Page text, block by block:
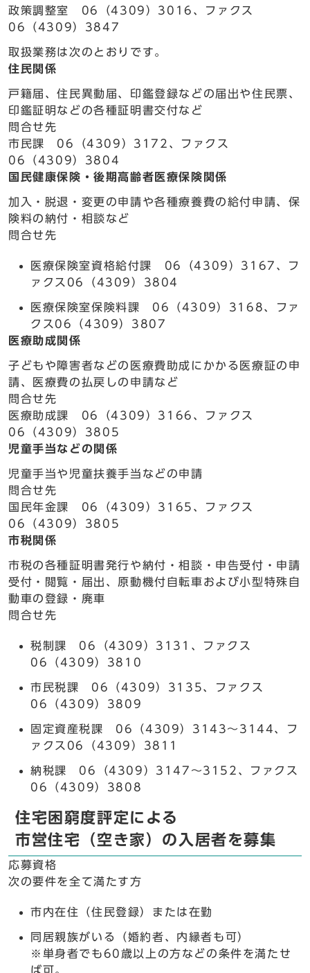
政策調整室 06（4309）3016、ファクス
06（4309）3847
取扱業務は次のとおりです。
住民関係
戸籍届、住民異動届、印鑑登録などの届出や住民票、
印鑑証明などの各種証明書交付など
問合せ先
市民課 06（4309）3172、ファクス
06（4309）3804
国民健康保険・後期高齢者医療保険関係
加入・脱退・変更の申請や各種療養費の給付申請、保
険料の納付・相談など
問合せ先
医療保険室資格給付課 06（4309）3167、フ
ァクス06（4309）3804
医療保険室保険料課 06（4309）3168、ファ
クス06（4309）3807
医療助成関係
子どもや障害者などの医療費助成にかかる医療証の申
請、医療費の払戻しの申請など
問合せ先
医療助成課 06（4309）3166、ファクス
06（4309）3805
児童手当などの関係
児童手当や児童扶養手当などの申請
問合せ先
国民年金課 06（4309）3165、ファクス
06（4309）3805
市税関係
市税の各種証明書発行や納付・相談・申告受付・申請
受付・閲覧・届出、原動機付自転車および小型特殊自
動車の登録・廃車
問合せ先
税制課 06（4309）3131、ファクス
06（4309）3810
市民税課 06（4309）3135、ファクス
06（4309）3809
固定資産税課 06（4309）3143～3144、フ
ァクス06（4309）3811
納税課 06（4309）3147～3152、ファクス
06（4309）3808
住宅困窮度評定による
市営住宅（空き家）の入居者を募集
応募資格
次の要件を全て満たす方
市内在住（住民登録）または在勤
同居親族がいる（婚約者、内縁者も可）
※単身者でも60歳以上の方などの条件を満たせ
ば可。